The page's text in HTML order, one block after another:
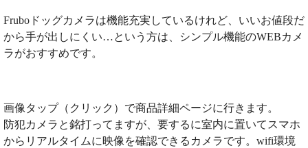
Fruboドッグカメラは機能充実しているけれど、いいお値段だ
から手が出しにくい…という方は、シンプル機能のWEBカメ
ラがおすすめです。
画像タップ（クリック）で商品詳細ページに行きます。
防犯カメラと銘打ってますが、要するに室内に置いてスマホ
からリアルタイムに映像を確認できるカメラです。wifi環境